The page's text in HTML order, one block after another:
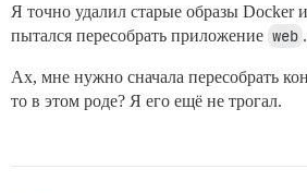
Я точно удалил старые образы Docker
пытался пересобрать приложение web .
Ах, мне нужно сначала пересобрать
то в этом роде? Я его ещё не трогал.